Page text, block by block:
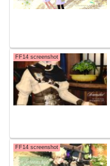
FF14 screenshot
FF14 screenshot